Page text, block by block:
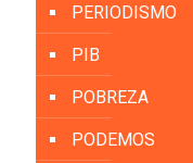
PERIODISMO
PIB
POBREZA
PODEMOS